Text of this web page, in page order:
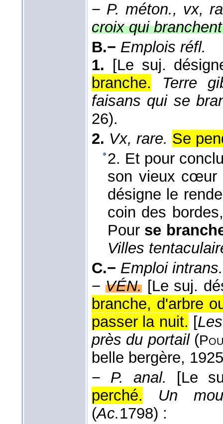
− P. méton., vx,
croix qui
B.− Emplois réfl.
1.
[Le suj.
branche.
Terre
faisans qui se
26).
2. Vx, rare. Se
2. Et pour
son vieux cœur
désigne le
coin des
Pour se
Villes
C.− Emploi intrans.
−VÉN. [Le suj.
branche, d'arbre
passer la nuit. [
près du portail(
belle bergère, 1925
− P. anal.
[Le
perché.
Un
(Ac.1798) :